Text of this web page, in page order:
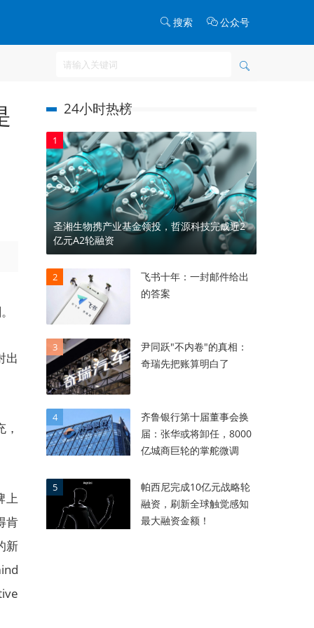
搜索 公众号
出
上
肯
新
24小时热榜
1
圣湘生物携产业基金领投，哲源科技完成近2
亿元A2轮融资
2
飞书十年：一封邮件给出
的答案
3
尹同跃"不内卷"的真相：
奇瑞先把账算明白了
4
齐鲁银行第十届董事会换
届：张华或将卸任，8000
亿城商巨轮的掌舵微调
5
帕西尼完成10亿元战略轮
融资，刷新全球触觉感知
最大融资金额！